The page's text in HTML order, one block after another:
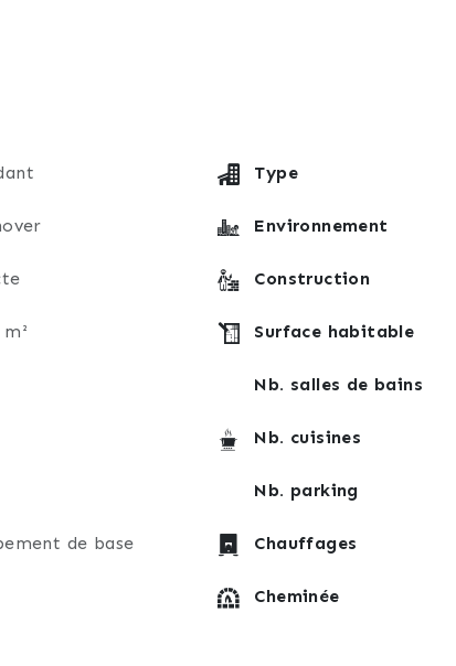
Type
Environnement
Construction
Surface habitable
Nb. salles de bains
Nb. cuisines
Nb. parking
de base Chauffages
Cheminée